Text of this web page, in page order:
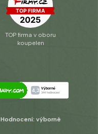
TOP firma v oboru
koupelen
Hodnocení: výborné